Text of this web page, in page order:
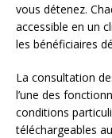
vous détenez.
accessible en un
les bénéficiaires
La consultation
l’une des
conditions
téléchargeables